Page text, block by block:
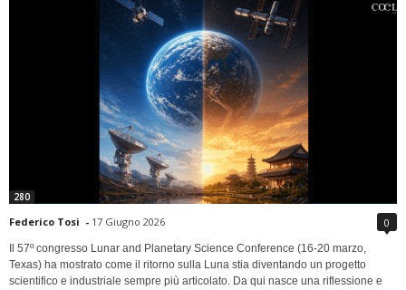
280
Federico Tosi - 17 Giugno 2026 0
Il 57º congresso Lunar and Planetary Science Conference (16-20 marzo,
Texas) ha mostrato come il ritorno sulla Luna stia diventando un progetto
scientifico e industriale sempre più articolato. Da qui nasce una riflessione e